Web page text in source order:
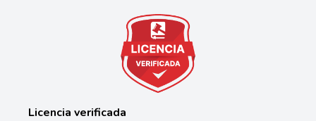
Licencia verificada